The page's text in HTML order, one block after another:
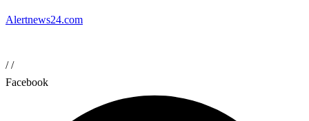
Alertnews24.com
//
Facebook